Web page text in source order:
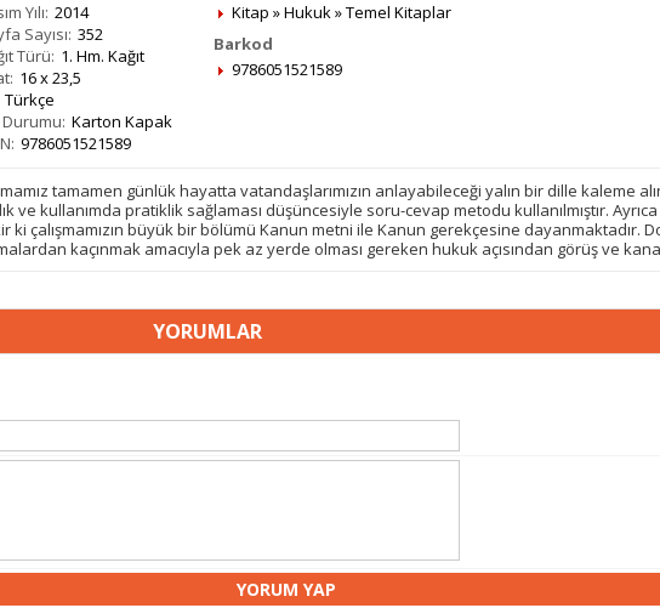
Yılı: 2014
Sayısı: 352
Türü: 1. Hm. Kağıt
16 x 23,5
Türkçe
Durumu: Karton Kapak
9786051521589
Kitap »Hukuk»Temel Kitaplar
Barkod
9786051521589
tamamen günlük hayatta vatandaşlarımızın anlayabileceği yalın bir dille kaleme
ve kullanımda pratiklik sağlaması düşüncesiyle soru-cevap metodu kullanılmıştır.
ki çalışmamızın büyük bir bölümü Kanun metni ile Kanun gerekçesine dayanmaktadır.
kaçınmak amacıyla pek az yerde olması gereken hukuk açısından görüş ve
YORUMLAR